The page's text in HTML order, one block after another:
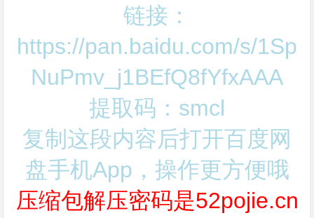
链接：
https://pan.baidu.com/s/1Sp
NuPmv_j1BEfQ8fYfxAAA
提取码：smcl
复制这段内容后打开百度网
盘手机App，操作更方便哦
压缩包解压密码是52pojie.cn